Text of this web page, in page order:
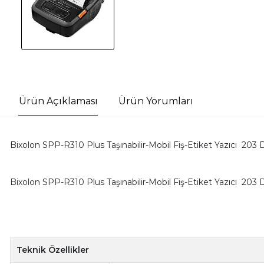
Ürün Açıklaması Ürün Yorumları
Bixolon SPP-R310 Plus Taşınabilir-Mobil Fiş-Etiket Yazıcı 203
Bixolon SPP-R310 Plus Taşınabilir-Mobil Fiş-Etiket Yazıcı 203
Teknik Özellikler